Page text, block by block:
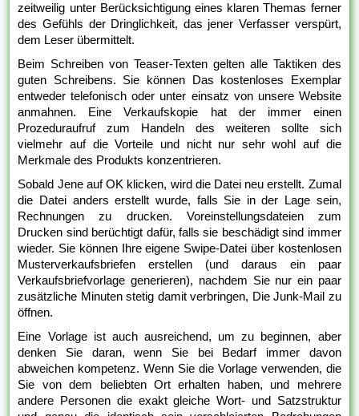
zeitweilig unter Berücksichtigung eines klaren Themas ferner
des Gefühls der Dringlichkeit, das jener Verfasser verspürt,
dem Leser übermittelt.
Beim Schreiben von Teaser-Texten gelten alle Taktiken des
guten Schreibens. Sie können Das kostenloses Exemplar
entweder telefonisch oder unter einsatz von unsere Website
anmahnen. Eine Verkaufskopie hat der immer einen
Prozeduraufruf zum Handeln des weiteren sollte sich
vielmehr auf die Vorteile und nicht nur sehr wohl auf die
Merkmale des Produkts konzentrieren.
Sobald Jene auf OK klicken, wird die Datei neu erstellt. Zumal
die Datei anders erstellt wurde, falls Sie in der Lage sein,
Rechnungen zu drucken. Voreinstellungsdateien zum
Drucken sind berüchtigt dafür, falls sie beschädigt sind immer
wieder. Sie können Ihre eigene Swipe-Datei über kostenlosen
Musterverkaufsbriefen erstellen (und daraus ein paar
Verkaufsbriefvorlage generieren), nachdem Sie nur ein paar
zusätzliche Minuten stetig damit verbringen, Die Junk-Mail zu
öffnen.
Eine Vorlage ist auch ausreichend, um zu beginnen, aber
denken Sie daran, wenn Sie bei Bedarf immer davon
abweichen kompetenz. Wenn Sie die Vorlage verwenden, die
Sie von dem beliebten Ort erhalten haben, und mehrere
andere Personen die exakt gleiche Wort- und Satzstruktur